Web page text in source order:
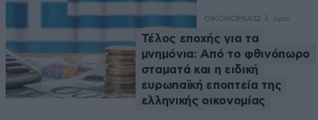
ΟΙΚΟΝΟΜΙΑ 12 λ. πριν
Τέλος εποχής για τα
μνημόνια: Από το φθινόπωρο
σταματά και η ειδική
ευρωπαϊκή εποπτεία της
ελληνικής οικονομίας